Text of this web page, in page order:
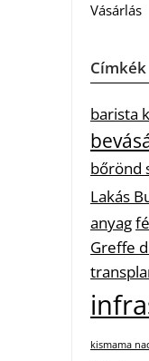
Vásárlás
Címkék
barista
bőrönd
Lakás
anyag
Greffe
kismama